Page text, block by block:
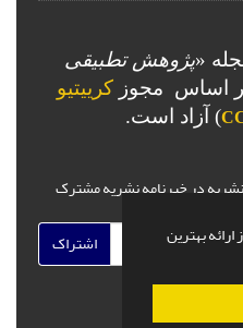
بهترین
«پژوهش تطبیقی
اساس مجوز کرییتیو
) آزاد است.
نشریه در خبرنامه نشریه مشترک
اشتراک